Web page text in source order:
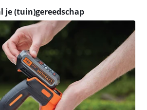
je (tuin)gereedschap